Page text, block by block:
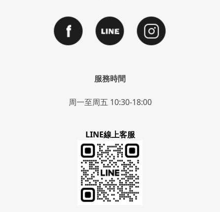
服務時間
周一至周五 10:30-18:00
LINE線上客服